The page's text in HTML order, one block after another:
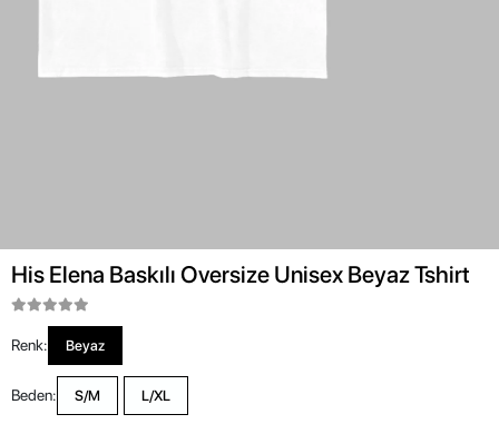
His Elena Baskılı Oversize Unisex Beyaz Tshirt
Renk: Beyaz
Beden: S/M L/XL